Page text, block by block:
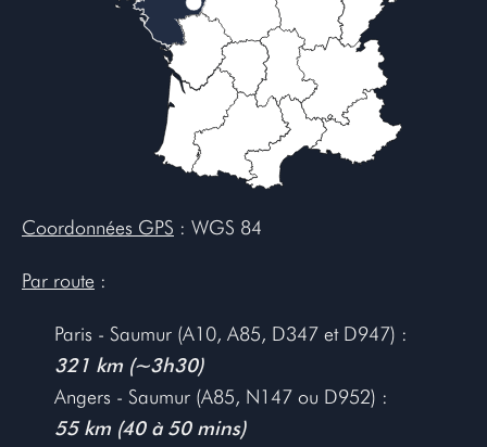
Coordonnées GPS : WGS 84
Par route :
Paris - Saumur (A10, A85, D347 et D947) :
321 km (~3h30)
Angers - Saumur (A85, N147 ou D952) :
55 km (40 à 50 mins)